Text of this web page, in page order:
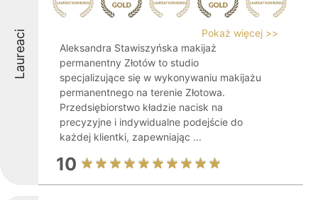
Laureaci
Pokaż więcej >>
Aleksandra Stawiszyńska makijaż
permanentny Złotów to studio
specjalizujące się w wykonywaniu makijażu
permanentnego na terenie Złotowa.
Przedsiębiorstwo kładzie nacisk na
precyzyjne i indywidualne podejście do
każdej klientki, zapewniając ...
10